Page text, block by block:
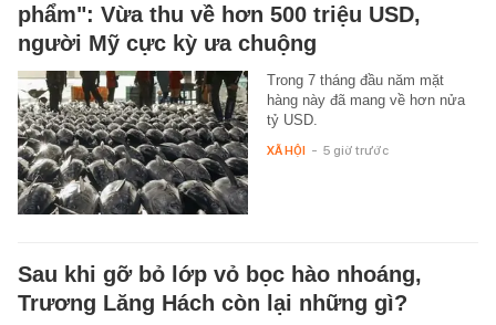
phẩm": Vừa thu về hơn 500 triệu USD,
người Mỹ cực kỳ ưa chuộng
Trong 7 tháng đầu năm mặt
hàng này đã mang về hơn nửa
tỷ USD.
XÃ HỘI - 5 giờ trước
Sau khi gỡ bỏ lớp vỏ bọc hào nhoáng,
Trương Lăng Hách còn lại những gì?